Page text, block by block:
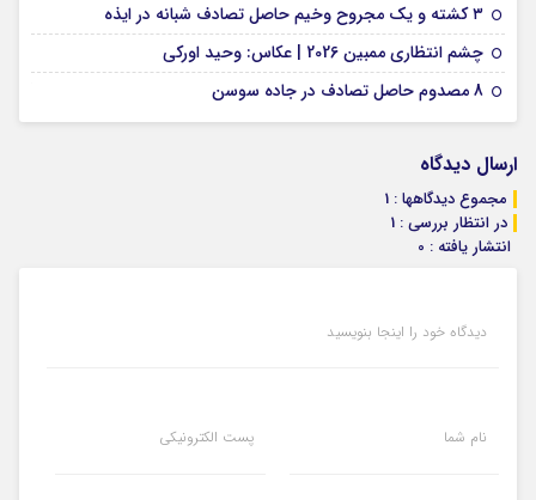
۳ کشته و یک مجروح وخیم حاصل تصادف شبانه در ایذه
چشم انتظاری ممبین 2026 | عکاس: وحید اورکی
8 مصدوم حاصل تصادف در جاده سوسن
ارسال دیدگاه
مجموع دیدگاهها : 1
در انتظار بررسی : 1
انتشار یافته : 0
دیدگاه خود را اینجا بنویسید
نام شما پست الکترونیکی